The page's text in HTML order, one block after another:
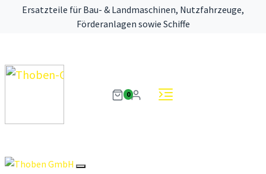
Ersatzteile für Bau- & Landmaschinen, Nutzfahrzeuge,
Förderanlagen sowie Schiffe
0